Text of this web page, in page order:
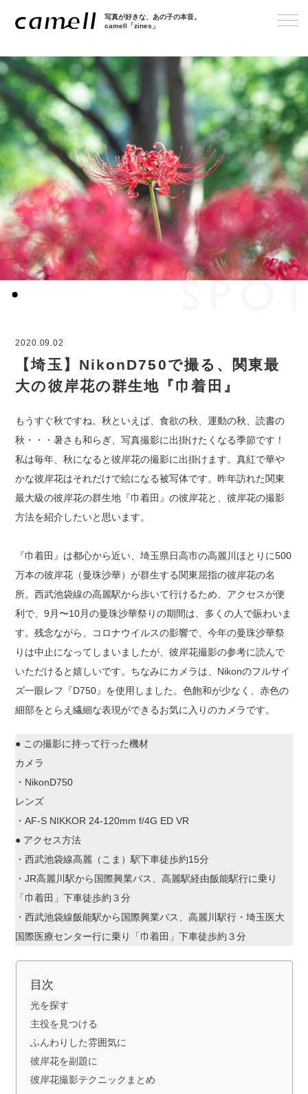
写真が好きな、あの子の本音。
camell「zines」
2020.09.02
【埼玉】NikonD750で撮る、関東最
大の彼岸花の群生地『巾着田』
もうすぐ秋ですね。秋といえば、食欲の秋、運動の秋、読書の
秋・・・暑さも和らぎ、写真撮影に出掛けたくなる季節です！
私は毎年、秋になると彼岸花の撮影に出掛けます。真紅で華や
かな彼岸花はそれだけで絵になる被写体です。昨年訪れた関東
最大級の彼岸花の群生地『巾着田』の彼岸花と、彼岸花の撮影
方法を紹介したいと思います。
『巾着田』は都心から近い、埼玉県日高市の高麗川ほとりに500
万本の彼岸花（曼珠沙華）が群生する関東屈指の彼岸花の名
所。西武池袋線の高麗駅から歩いて行けるため、アクセスが便
利で、9月〜10月の曼珠沙華祭りの期間は、多くの人で賑わいま
す。残念ながら、コロナウイルスの影響で、今年の曼珠沙華祭
りは中止になってしまいましたが、彼岸花撮影の参考に読んで
いただけると嬉しいです。ちなみにカメラは、Nikonのフルサイ
ズ一眼レフ『D750』を使用しました。色飽和が少なく、赤色の
細部をとらえ繊細な表現ができるお気に入りのカメラです。
● この撮影に持って行った機材
カメラ
・NikonD750
レンズ
・AF-S NIKKOR 24-120mm f/4G ED VR
● アクセス方法
・西武池袋線高麗（こま）駅下車徒歩約15分
・JR高麗川駅から国際興業バス、高麗駅経由飯能駅行に乗り
「巾着田」下車徒歩約３分
・西武池袋線飯能駅から国際興業バス、高麗川駅行・埼玉医大
国際医療センター行に乗り「巾着田」下車徒歩約３分
目次
光を探す
主役を見つける
ふんわりした雰囲気に
彼岸花を副題に
彼岸花撮影テクニックまとめ